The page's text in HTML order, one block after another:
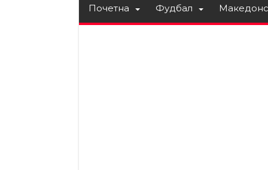
Почетна Фудбал